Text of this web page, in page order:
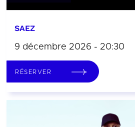
SAEZ
9 décembre 2026 - 20:30
RÉSERVER